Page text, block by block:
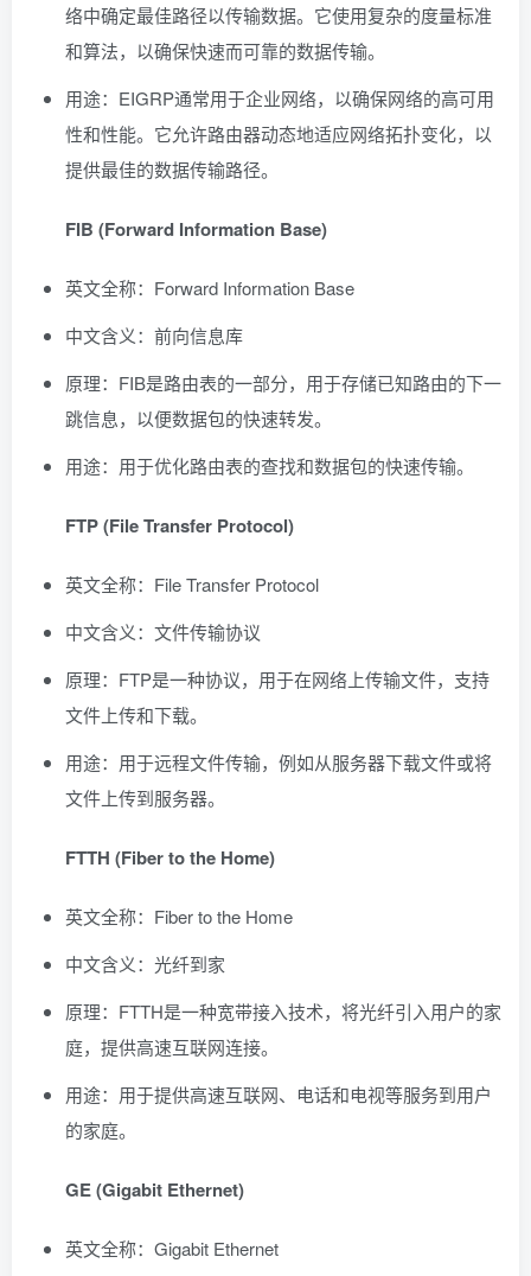
络中确定最佳路径以传输数据。它使用复杂的度量标准
和算法，以确保快速而可靠的数据传输。
用途：EIGRP通常用于企业网络，以确保网络的高可用
性和性能。它允许路由器动态地适应网络拓扑变化，以
提供最佳的数据传输路径。
FIB (Forward Information Base)
英文全称：Forward Information Base
中文含义：前向信息库
原理：FIB是路由表的一部分，用于存储已知路由的下一
跳信息，以便数据包的快速转发。
用途：用于优化路由表的查找和数据包的快速传输。
FTP (File Transfer Protocol)
英文全称：File Transfer Protocol
中文含义：文件传输协议
原理：FTP是一种协议，用于在网络上传输文件，支持
文件上传和下载。
用途：用于远程文件传输，例如从服务器下载文件或将
文件上传到服务器。
FTTH (Fiber to the Home)
英文全称：Fiber to the Home
中文含义：光纤到家
原理：FTTH是一种宽带接入技术，将光纤引入用户的家
庭，提供高速互联网连接。
用途：用于提供高速互联网、电话和电视等服务到用户
的家庭。
GE (Gigabit Ethernet)
英文全称：Gigabit Ethernet